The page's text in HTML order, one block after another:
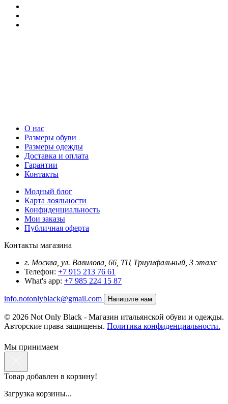
О нас
Размеры обуви
Размеры одежды
Доставка и оплата
Гарантии
Контакты
Модный блог
Карта лояльности
Конфиденциальность
Мои заказы
Публичная оферта
Контакты магазина
г. Москва, ул. Вавилова, 66, ТЦ Триумфальный, 3 этаж
Телефон: +7 915 213 76 61
What's app: +7 985 224 15 87
info.notonlyblack@gmail.com Напишите нам
© 2026 Not Only Black - Магазин итальянской обуви и одежды.
Авторские права защищены. Политика конфиденциальности.
Мы принимаем
Товар добавлен в корзину!
Загрузка корзины...